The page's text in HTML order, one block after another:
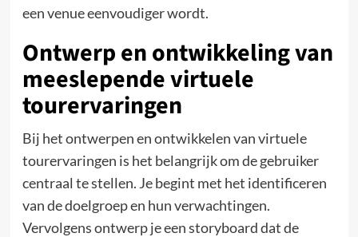
een venue eenvoudiger wordt.
Ontwerp en ontwikkeling van
meeslepende virtuele
tourervaringen
Bij het ontwerpen en ontwikkelen van virtuele
tourervaringen is het belangrijk om de gebruiker
centraal te stellen. Je begint met het identificeren
van de doelgroep en hun verwachtingen.
Vervolgens ontwerp je een storyboard dat de